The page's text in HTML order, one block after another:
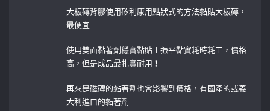
大板磚背膠使用矽利康用點狀式的方法黏貼大板磚，
最便宜
使用雙面黏著劑穩實黏貼＋振平黏實耗時耗工，價格
高，但是成品最扎實耐用！
再來是磁磚的黏著劑也會影響到價格，有國產的或義
大利進口的黏著劑